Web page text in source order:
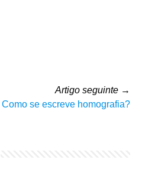
Artigo seguinte →
Como se escreve homografia?